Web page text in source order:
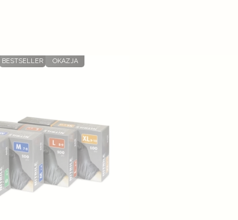
OKAZJA
BESTSELLER